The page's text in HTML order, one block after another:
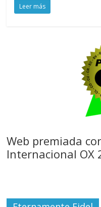
Leer más
Web premiada
Internacional OX